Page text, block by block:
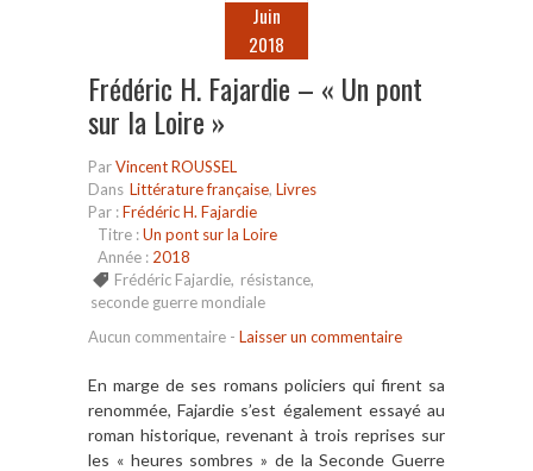
Juin
2018
Frédéric H. Fajardie – « Un pont
sur la Loire »
ParVincent ROUSSEL
Dans Littérature française, Livres
Par :Frédéric H. Fajardie
Titre :Un pont sur la Loire
Année : 2018
Frédéric Fajardie, résistance,
seconde guerre mondiale
Aucun commentaire - Laisser un commentaire
En marge de ses romans policiers qui firent sa
renommée, Fajardie s’est également essayé au
roman historique, revenant à trois reprises sur
les « heures sombres » de la Seconde Guerre